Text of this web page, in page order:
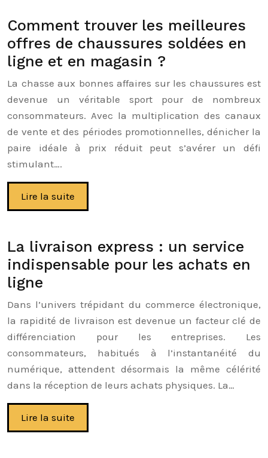
Comment trouver les meilleures
offres de chaussures soldées en
ligne et en magasin ?
La chasse aux bonnes affaires sur les chaussures est
devenue un véritable sport pour de nombreux
consommateurs. Avec la multiplication des canaux
de vente et des périodes promotionnelles, dénicher la
paire idéale à prix réduit peut s’avérer un défi
stimulant….
Lire la suite
La livraison express : un service
indispensable pour les achats en
ligne
Dans l’univers trépidant du commerce électronique,
la rapidité de livraison est devenue un facteur clé de
différenciation pour les entreprises. Les
consommateurs, habitués à l’instantanéité du
numérique, attendent désormais la même célérité
dans la réception de leurs achats physiques. La…
Lire la suite